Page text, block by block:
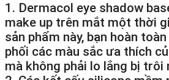
1. Dermacol eye shadow
make up trên mắt một thời
sản phẩm này, bạn hoàn
phối các màu sắc ưa thích
mà không phải lo lắng bị trôi